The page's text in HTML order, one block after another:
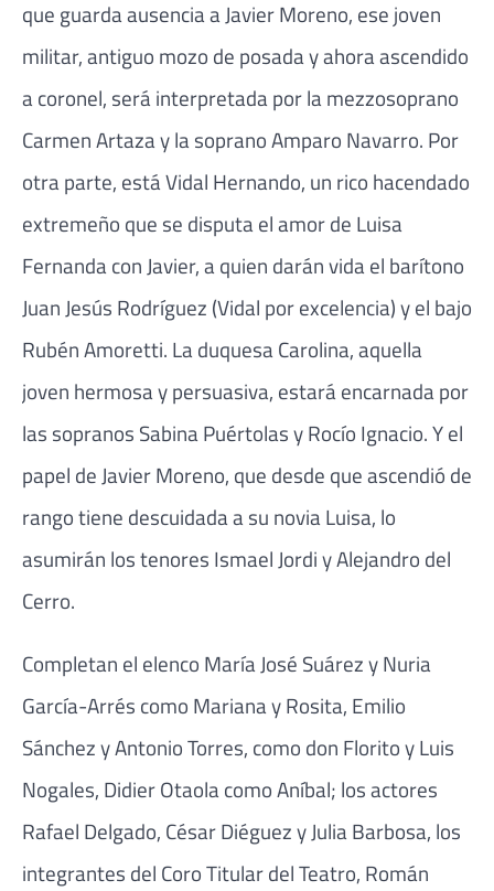
que guarda ausencia a Javier Moreno, ese joven
militar, antiguo mozo de posada y ahora ascendido
a coronel, será interpretada por la mezzosoprano
Carmen Artaza y la soprano Amparo Navarro. Por
otra parte, está Vidal Hernando, un rico hacendado
extremeño que se disputa el amor de Luisa
Fernanda con Javier, a quien darán vida el barítono
Juan Jesús Rodríguez (Vidal por excelencia) y el bajo
Rubén Amoretti. La duquesa Carolina, aquella
joven hermosa y persuasiva, estará encarnada por
las sopranos Sabina Puértolas y Rocío Ignacio. Y el
papel de Javier Moreno, que desde que ascendió de
rango tiene descuidada a su novia Luisa, lo
asumirán los tenores Ismael Jordi y Alejandro del
Cerro.
Completan el elenco María José Suárez y Nuria
García-Arrés como Mariana y Rosita, Emilio
Sánchez y Antonio Torres, como don Florito y Luis
Nogales, Didier Otaola como Aníbal; los actores
Rafael Delgado, César Diéguez y Julia Barbosa, los
integrantes del Coro Titular del Teatro, Román